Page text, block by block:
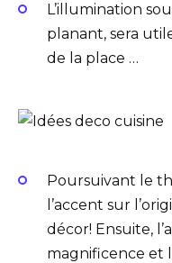
L’illumination
planant, sera
de la place …
Poursuivant le
l’accent sur
décor! Ensuite,
magnificence et